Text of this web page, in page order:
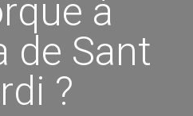
à
de Sant
?